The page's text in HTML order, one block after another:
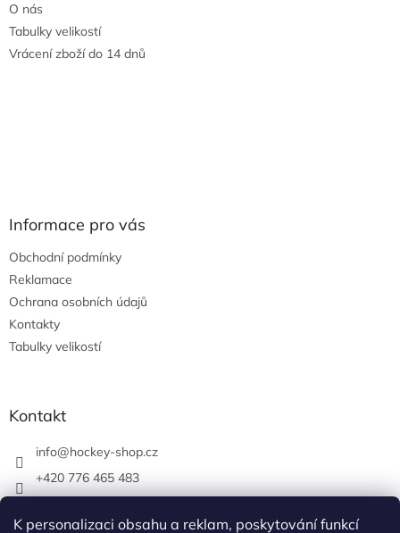
K personalizaci obsahu a reklam, poskytování funkcí
O nás
Tabulky velikostí
Vrácení zboží do 14 dnů
Informace pro vás
Obchodní podmínky
Reklamace
Ochrana osobních údajů
Kontakty
Tabulky velikostí
Kontakt
info@hockey-shop.cz
+420 776 465 483
hockey_shop.cz